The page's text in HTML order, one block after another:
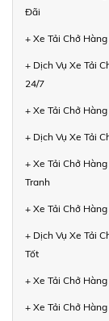
Đãi
+ Xe Tải Chở
+ Dịch Vụ Xe Tải
24/7
+ Xe Tải Chở
+ Dịch Vụ Xe Tải
+ Xe Tải Chở
Tranh
+ Xe Tải Chở
+ Dịch Vụ Xe Tải
Tốt
+ Xe Tải Chở
+ Xe Tải Chở